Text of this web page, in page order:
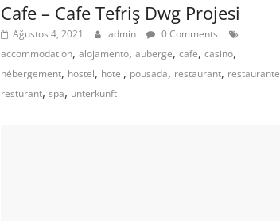
Cafe – Cafe Tefriş Dwg Projesi
Ağustos 4, 2021 admin
0 Comments
accommodation,alojamento,auberge,cafe,casino,
hébergement, hostel, hotel, pousada, restaurant, restaurante
resturant,spa, unterkunft